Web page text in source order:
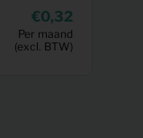
0,32
Per maand
(excl. BTW)